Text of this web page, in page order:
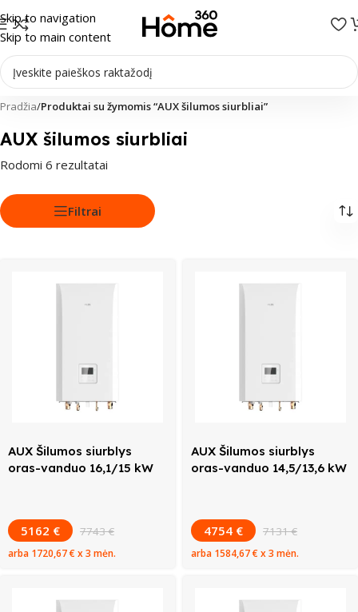
Skip to navigation
Skip to main content
Pradžia/Produktai su žymomis “AUX šilumos siurbliai”
AUX šilumos siurbliai
Rodomi 6 rezultatai
Filtrai
AUX Šilumos siurblys
oras-vanduo 16,1/15 kW
5162 € 7743 €
arba 1720,67 €x 3 mėn.
AUX Šilumos siurblys
oras-vanduo 14,5/13,6 kW
4754 € 7131 €
arba 1584,67 €x 3 mėn.